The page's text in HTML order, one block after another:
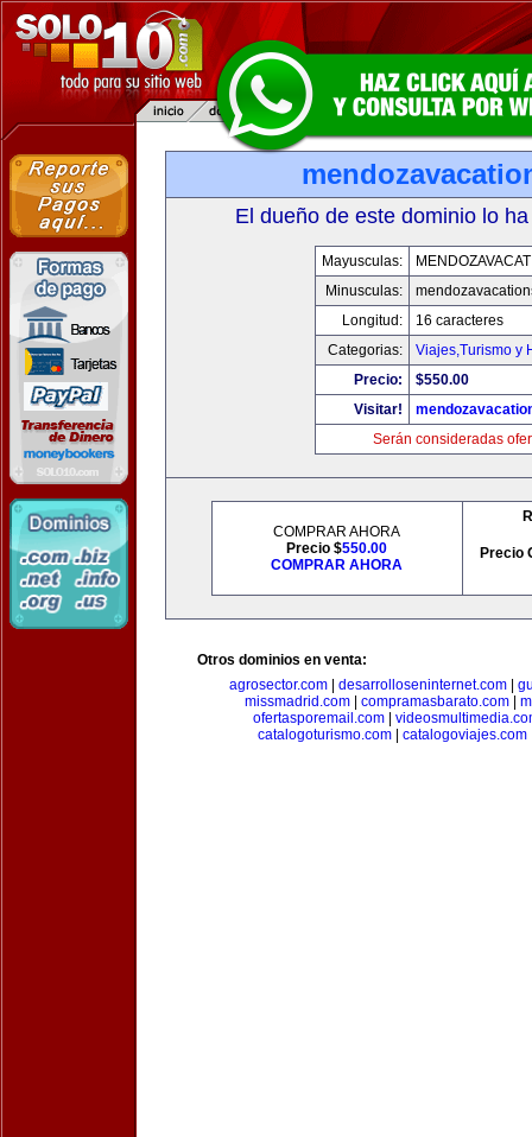
El dueño de este dominio lo
Mayusculas:
Minusculas:
Longitud:
16 caracteres
Categorias:
Viajes,Turismo y
Precio:
$550.00
Visitar!
Serán consideradas
COMPRAR AHORA
Precio $550.00
COMPRAR AHORA
Precio
Otros dominios en venta:
agrosector.com
desarrolloseninternet.com
missmadrid.com| compramasbarato.com|
ofertasporemail.com
catalogoturismo.com
catalogoviajes.com